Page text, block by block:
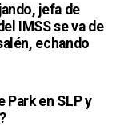
jefa de
IMSS se va de
echando
Park en SLP y